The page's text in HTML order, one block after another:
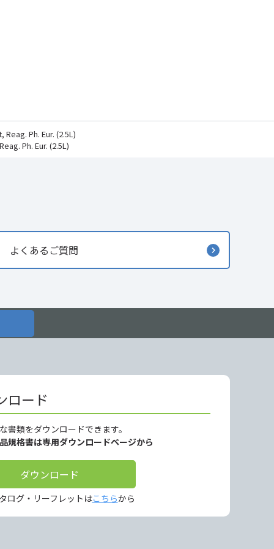
Ph. Eur. (2.5L)
Ph. Eur. (2.5L)
よくあるご質問
ロード
書類をダウンロードできます。
規格書は専用ダウンロードページから
ダウンロード
ログ・リーフレットはこちらから